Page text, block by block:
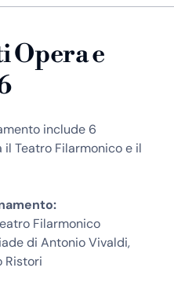
Opera e
include 6
Teatro Filarmonico e il
Filarmonico
di Antonio Vivaldi,
Ristori